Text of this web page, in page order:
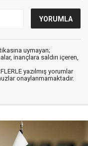
uymayan;
inançlara saldırı içeren,
yazılmış yorumlar
onaylanmamaktadır.